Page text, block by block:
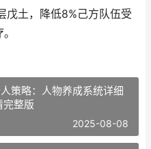
土，降低8%己方队伍受
策略：人物养成系统详细
完整版
2025-08-08